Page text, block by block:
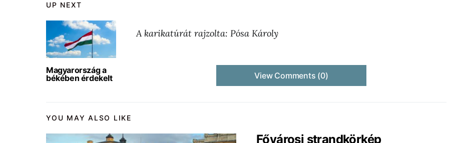
UP NEXT
Magyarország a
békében érdekelt
A karikatúrát rajzolta: Pósa Károly
View Comments (0)
YOU MAY ALSO LIKE
Fővárosi strandkörkép